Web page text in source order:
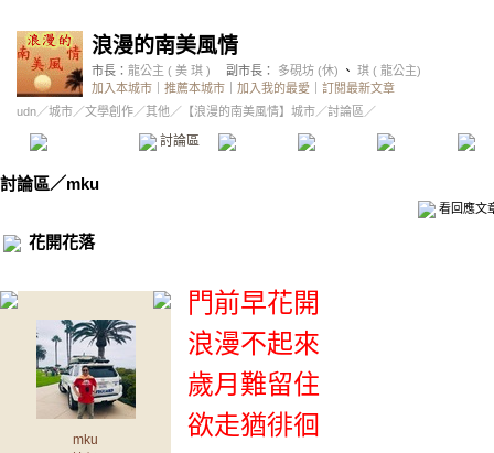
浪漫的南美風情
市長： 龍公主 ( 美 琪 ) 副市長： 多硯坊 (休) 、 琪 ( 龍公主)
加入本城市
推薦本城市 加入我的最愛
訂閱最新文章
udn／城市／文學創作／其他 ／ 【浪漫的南美風情】城市／討論區／
討論區 精華區 投票區 影像館
討論區／mku
看回應文
花開花落
mku
門前早花開
浪漫不起來
歲月難留住
欲走猶徘徊